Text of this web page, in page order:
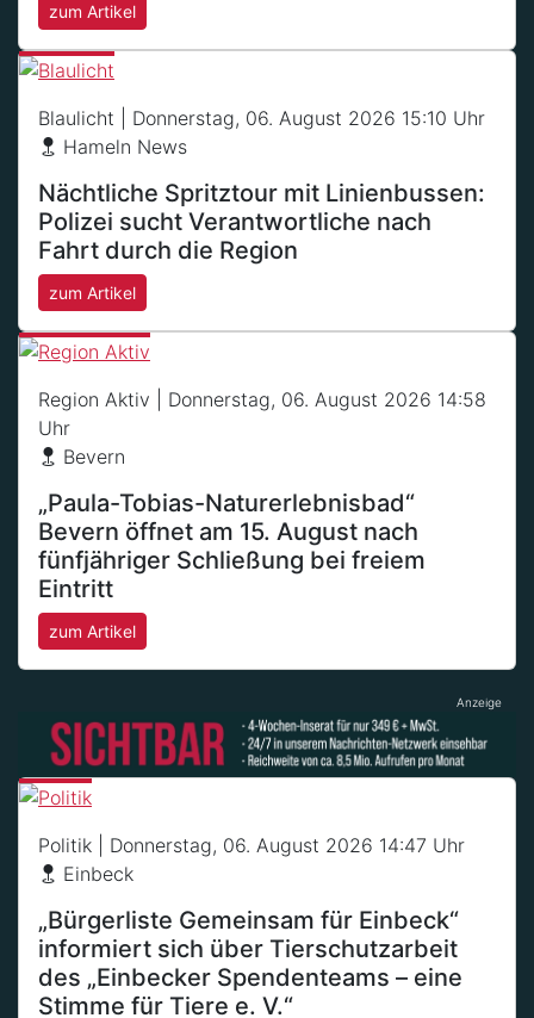
zum Artikel
Blaulicht
| Donnerstag, 06. August 2026 15:10 Uhr
Hameln News
Nächtliche Spritztour mit Linienbussen:
Polizei sucht Verantwortliche nach
Fahrt durch die Region
zum Artikel
Region Aktiv
| Donnerstag, 06. August 2026 14:58
Uhr
Bevern
„Paula-Tobias-Naturerlebnisbad“
Bevern öffnet am 15. August nach
fünfjähriger Schließung bei freiem
Eintritt
zum Artikel
Anzeige
Politik
| Donnerstag, 06. August 2026 14:47 Uhr
Einbeck
„Bürgerliste Gemeinsam für Einbeck“
informiert sich über Tierschutzarbeit
des „Einbecker Spendenteams – eine
Stimme für Tiere e. V.“